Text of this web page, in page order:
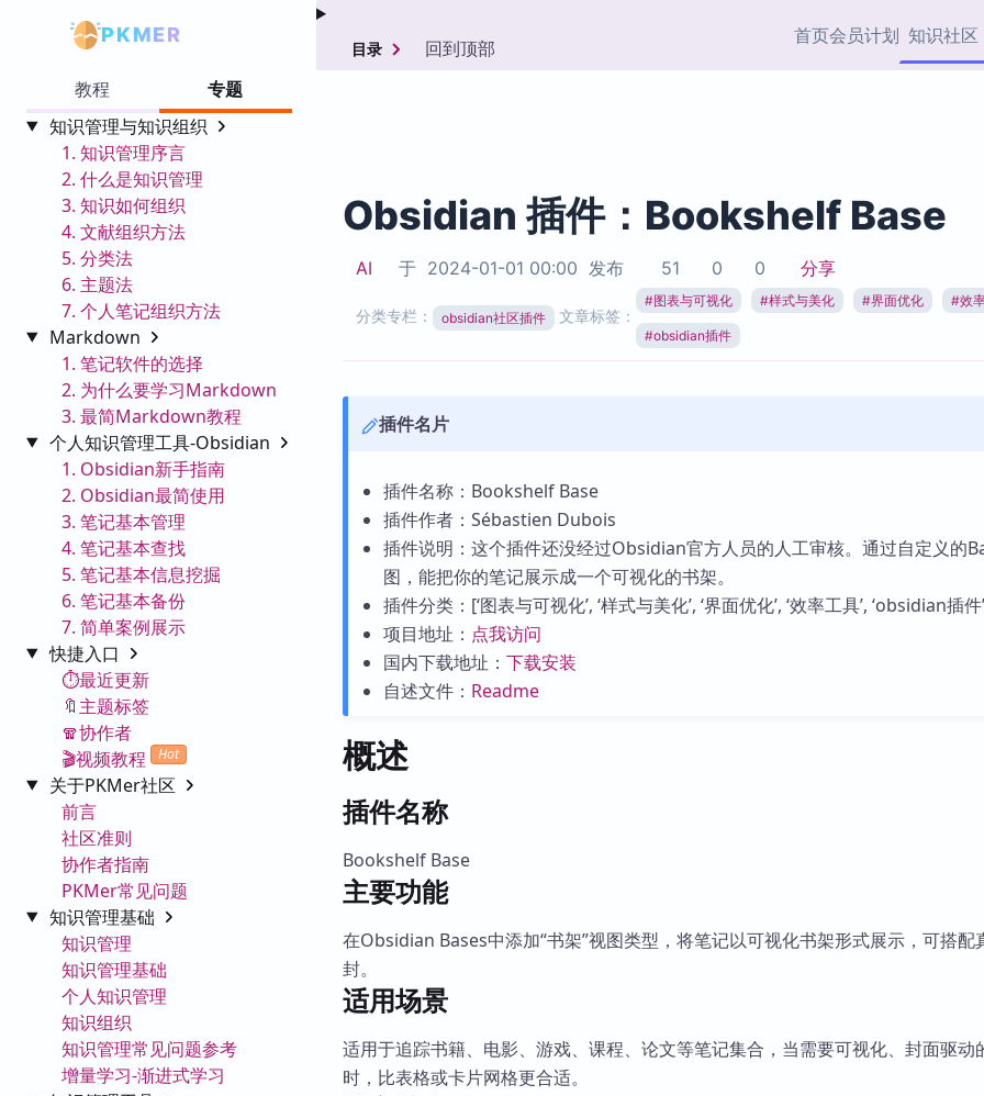
PKMER 首页会员计划 知识社区
协作者
热门链接Top5
载
加速访问 Obsidian 官方
市场
Zotero 插件
插件
教程
专题
知识管理与知识组织
1. 知识管理序言
2. 什么是知识管理
3. 知识如何组织
4. 文献组织方法
5. 分类法
6. 主题法
7. 个人笔记组织方法
Markdown
1. 笔记软件的选择
2. 为什么要学习Markdown
3. 最简Markdown教程
个人知识管理工具-Obsidian
1. Obsidian新手指南
2. Obsidian最简使用
3. 笔记基本管理
4. 笔记基本查找
5. 笔记基本信息挖掘
6. 笔记基本备份
7. 简单案例展示
快捷入口
⏱️最近更新
🔖主题标签
🧣协作者
🎬视频教程
Hot
关于PKMer社区
前言
社区准则
协作者指南
PKMer常见问题
知识管理基础
知识管理
知识管理基础
个人知识管理
知识组织
知识管理常见问题参考
增量学习-渐进式学习
目录 回到顶部
Obsidian 插件：Bookshelf Base
AI 于 2024-01-01 00:00 发布 51 0 0 分享
分类专栏： obsidian社区插件 文章标签：
#图表与可视化 #样式与美化 #界面优化 #效
#obsidian插件
插件名片
插件名称：Bookshelf Base
插件作者：Sébastien Dubois
插件说明：这个插件还没经过Obsidian官方人员的人工审核。通过自定义的
图，能把你的笔记展示成一个可视化的书架。
插件分类：[‘图表与可视化’, ‘样式与美化’, ‘界面优化’, ‘效率工具’, ‘obsidian插件
项目地址： 点我访问
国内下载地址： 下载安装
自述文件： Readme
概述
插件名称
Bookshelf Base
主要功能
在Obsidian Bases中添加“书架”视图类型，将笔记以可视化书架形式展示，可搭配
封。
适用场景
适用于追踪书籍、电影、游戏、课程、论文等笔记集合，当需要可视化、封面驱动
时，比表格或卡片网格更合适。